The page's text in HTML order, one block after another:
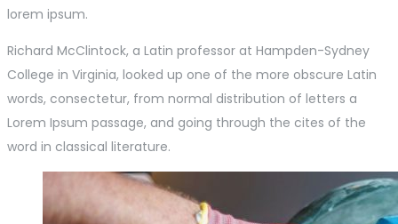
lorem ipsum.
Richard McClintock, a Latin professor at Hampden-Sydney
College in Virginia, looked up one of the more obscure Latin
words, consectetur, from normal distribution of letters a
Lorem Ipsum passage, and going through the cites of the
word in classical literature.